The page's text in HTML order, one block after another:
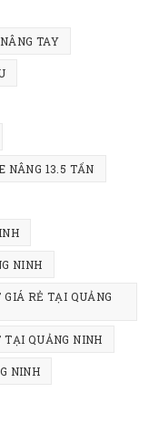
TAY
NÂNG 13.5 TẤN
NINH
GIÁ RẺ TẠI QUẢNG
TẠI QUẢNG NINH
NINH